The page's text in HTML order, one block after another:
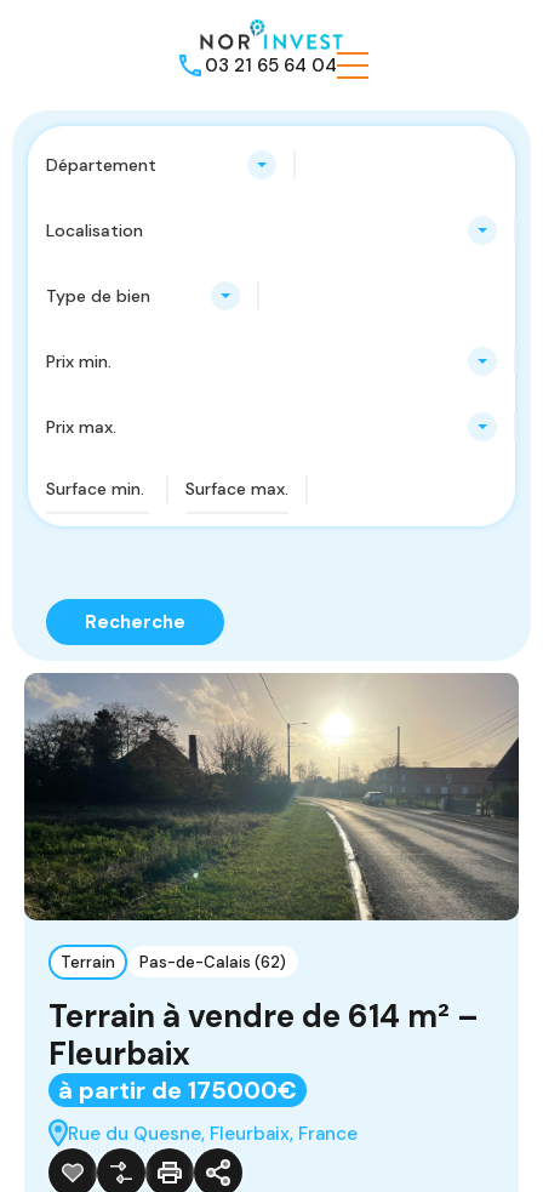
03 21 65 64 04
Département
Localisation
Type de bien
Prix min.
Prix max.
Recherche
Terrain Pas-de-Calais (62)
Terrain à vendre de 614 m² –
Fleurbaix
à partir de 175000€
Rue du Quesne, Fleurbaix, France